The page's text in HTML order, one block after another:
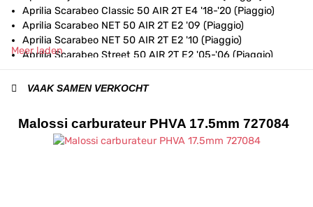
Aprilia Scarabeo Classic 50 AIR 2T E4 '18-'20 (Piaggio)
Aprilia Scarabeo NET 50 AIR 2T E2 '09 (Piaggio)
Aprilia Scarabeo NET 50 AIR 2T E2 '10 (Piaggio)
Aprilia Scarabeo Street 50 AIR 2T E2 '05-'06 (Piaggio)
Aprilia Scarabeo Street 50 AIR 2T E2 '10-'12 (Piaggio)
Aprilia Sport City One 50 AIR 2T E3 '08-'11
Aprilia SR Motard 50 AIR 2T E3 '12-'17
Meer laden
VAAK SAMEN VERKOCHT
Malossi carburateur PHVA 17.5mm 727084